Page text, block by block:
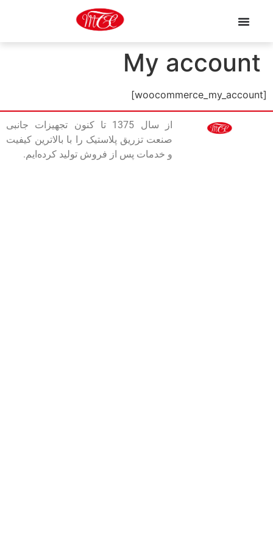
My account
[woocommerce_my_account]
از سال 1375 تا کنون تجهیزات جانبی
صنعت تزریق پلاستیک را با بالاترین کیفیت
و خدمات پس از فروش تولید کرده‌ایم.